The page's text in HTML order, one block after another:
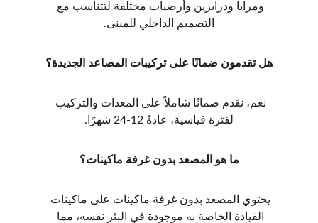
ومرايا ودرابزين وأرضيات مختلفة لتتناسب مع
التصميم الداخلي للمبنى.
هل تقدمون ضمانًا على تركيبات المصاعد الجديدة؟
نعم، نقدم ضمانًا شاملاً على المعدات والتركيب
لفترة قياسية، عادةً 12-24 شهرًا.
ما هو المصعد بدون غرفة ماكينات؟
يحتوي المصعد بدون غرفة ماكينات على ماكينات
القيادة الخاصة به موجودة في البئر نفسه، مما